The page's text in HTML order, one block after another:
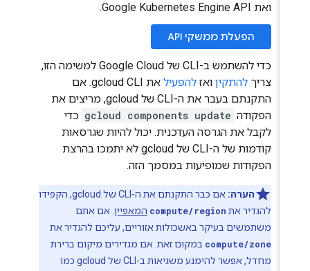
ואת Google Kubernetes Engine API.
הפעלת ממשקי API
כדי להשתמש ב-CLI של Google Cloud למשימה הזו,
צריךלהתקיןואזלהפעיל
את gcloud CLI. אם
התקנתם בעבר את ה-CLI של gcloud, מריצים את
הפקודה gcloud components update כדי
לקבל את הגרסה העדכנית. יכול להיות שגרסאות
קודמות של ה-CLI של gcloud לא יתמכו בהרצת
הפקודות שמופיעות במסמך הזה.
הערה:
אם כבר התקנתם את ה-CLI של gcloud, הקפידו
להגדיר אתcompute/region המאפיין. אם אתם
משתמשים בעיקר באשכולות אזוריים, עליכם להגדיר את
compute/zoneבמקום זאת. אם מגדירים מיקום ברירת
מחדל, אפשר להימנע משגיאות ב-CLI של gcloud כמו